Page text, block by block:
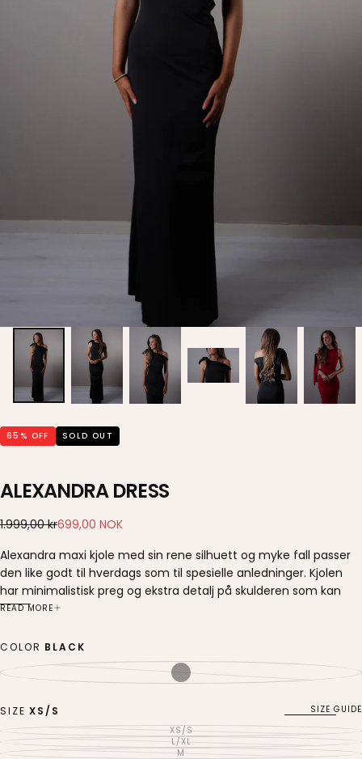
65 % OFF SOLD OUT
ALEXANDRA DRESS
699,00
Regular
1.999,00 krSale
699,00 NOK
Alexandra maxi kjole med sin rene silhuett og myke fall passer
den like godt til hverdags som til spesielle anledninger. Kjolen
har minimalistisk preg og ekstra detalj på skulderen som kan
knytes om ønskelig.
Modellen er 172cm høy og har på en XS/S
Strekkfaktor: 3/3
Vi håndterer og sender pakken vanligvis mellom 1-4
virkedager.
Frakttid er som regel 1-3 virkedager.
READ MORE
COLOR BLACK
BLACK
VARIANT
SOLD
SIZE XS/S
SIZE GUIDE
XS/SVARIANT
SOLD
OUT
L/XLVARIANT
SOLD
MVARIANT